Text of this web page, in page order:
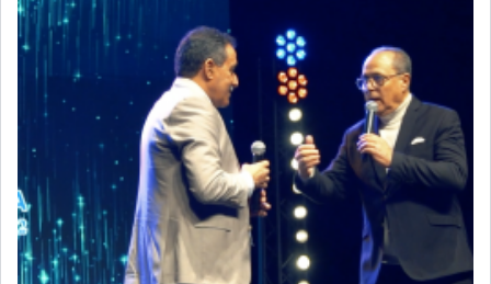
OFFICE PLAST : UNE LEVÉE DE
FONDS AU SER...
OFFICEPLAST : YASSINE ABID
ANIMERA UNE C...
ENNAKL LÈVE 60 MD SUR LE
MARCHÉ OBLIGATA...